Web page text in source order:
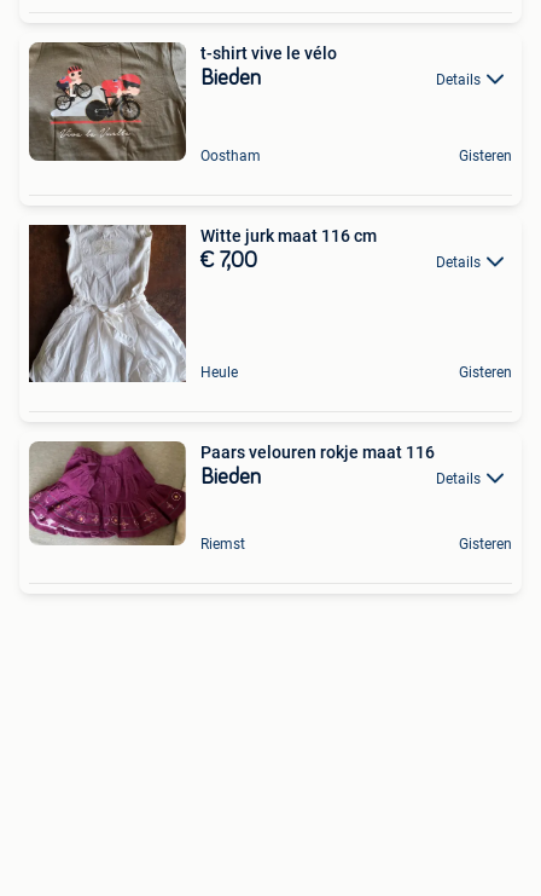
t-shirt vive le vélo
Bieden Details
Oostham Gisteren
Witte jurk maat 116 cm
€ 7,00 Details
Heule Gisteren
Paars velouren rokje maat 116
Bieden Details
Riemst Gisteren